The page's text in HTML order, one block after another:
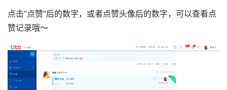
点击“点赞”后的数字，或者点赞头像后的数字，可以查看点
赞记录哦～